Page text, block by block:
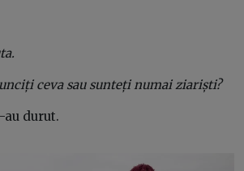
ceva sau sunteți numai ziariști?
au durut.